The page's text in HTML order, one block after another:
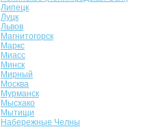
Липецк
Луцк
Львов
Магнитогорск
Маркс
Миасс
Минск
Мирный
Москва
Мурманск
Мысхако
Мытищи
Набережные Челны